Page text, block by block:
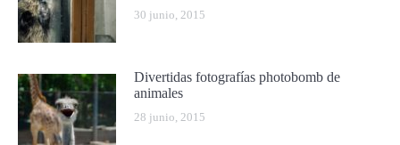
30 junio, 2015
Divertidas fotografías photobomb de
animales
28 junio, 2015